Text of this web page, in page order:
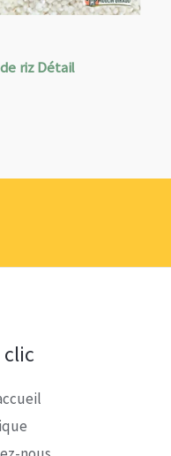
riz Détail
clic